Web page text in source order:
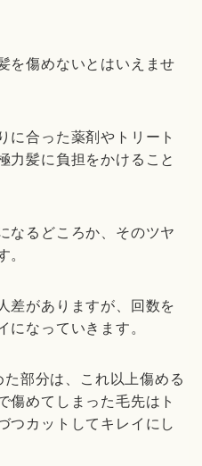
を傷めないとはいえませ
に合った薬剤やトリート
力髪に負担をかけること
なるどころか、そのツヤ
。
差がありますが、回数を
になっていきます。
部分は、これ以上傷める
傷めてしまった毛先はト
つカットしてキレイにし